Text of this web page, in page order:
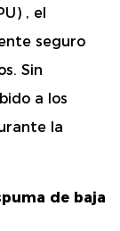
, el
seguro
Sin
a los
la
de baja